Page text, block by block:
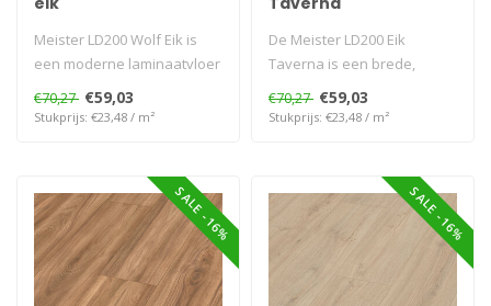
Meister LD200 Wolf Eik is
een moderne laminaatvloer
in grijsbruine eikenlook.
Wa..
€70,27 €59,03
Stukprijs: €23,48 / m²
De Meister LD200 Eik
Taverna is een brede,
watervaste laminaatvloer
met warme ei..
€70,27 €59,03
Stukprijs: €23,48 / m²
SALE -16% SALE -16%